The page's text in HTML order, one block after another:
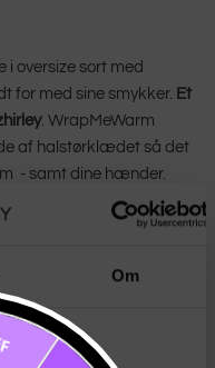
Om
oversize sort med
for med sine smykker. Et
. WrapMeWarm
af halstørklædet så det
- samt dine hænder.
og medDropps By
Brug lommerne til
du går - eller til ting og
ende, så dine ting ikke